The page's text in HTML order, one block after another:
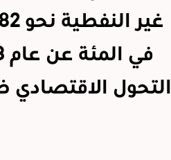
التحول الاقتصادي